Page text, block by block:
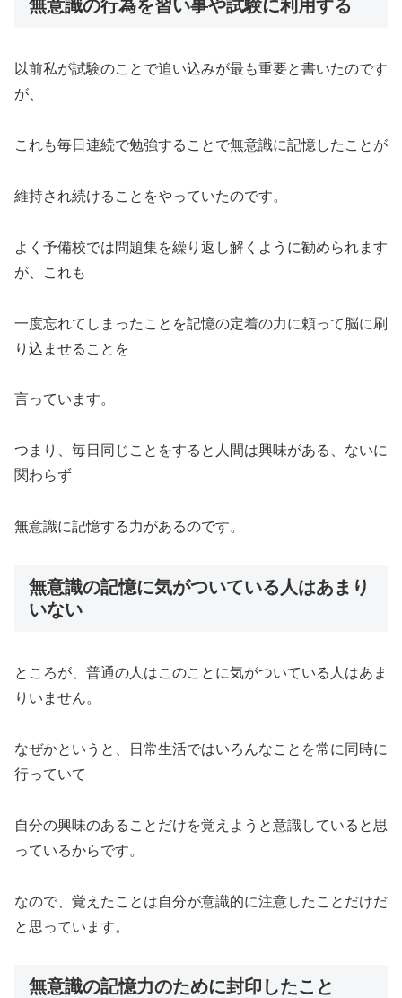
無意識の行為を習い事や試験に利用する
以前私が試験のことで追い込みが最も重要と書いたのです
が、
これも毎日連続で勉強することで無意識に記憶したことが
維持され続けることをやっていたのです。
よく予備校では問題集を繰り返し解くように勧められます
が、これも
一度忘れてしまったことを記憶の定着の力に頼って脳に刷
り込ませることを
言っています。
つまり、毎日同じことをすると人間は興味がある、ないに
関わらず
無意識に記憶する力があるのです。
無意識の記憶に気がついている人はあまり
いない
ところが、普通の人はこのことに気がついている人はあま
りいません。
なぜかというと、日常生活ではいろんなことを常に同時に
行っていて
自分の興味のあることだけを覚えようと意識していると思
っているからです。
なので、覚えたことは自分が意識的に注意したことだけだ
と思っています。
無意識の記憶力のために封印したこと